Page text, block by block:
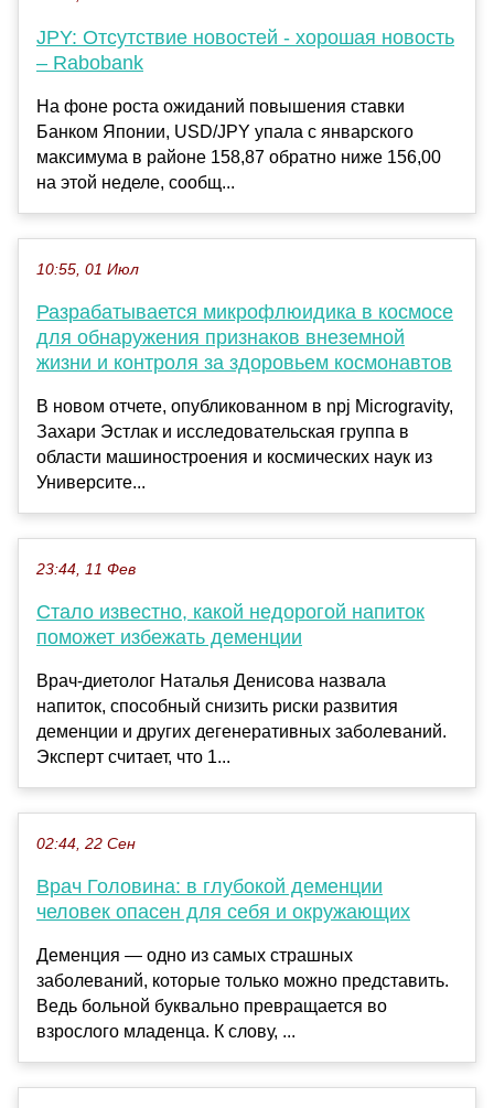
JPY: Отсутствие новостей - хорошая новость
– Rabobank
На фоне роста ожиданий повышения ставки
Банком Японии, USD/JPY упала с январского
максимума в районе 158,87 обратно ниже 156,00
на этой неделе, сообщ...
10:55, 01 Июл
Разрабатывается микрофлюидика в космосе
для обнаружения признаков внеземной
жизни и контроля за здоровьем космонавтов
В новом отчете, опубликованном в npj Microgravity,
Захари Эстлак и исследовательская группа в
области машиностроения и космических наук из
Университе...
23:44, 11 Фев
Стало известно, какой недорогой напиток
поможет избежать деменции
Врач-диетолог Наталья Денисова назвала
напиток, способный снизить риски развития
деменции и других дегенеративных заболеваний.
Эксперт считает, что 1...
02:44, 22 Сен
Врач Головина: в глубокой деменции
человек опасен для себя и окружающих
Деменция — одно из самых страшных
заболеваний, которые только можно представить.
Ведь больной буквально превращается во
взрослого младенца. К слову, ...